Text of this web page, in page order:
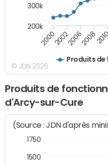
Produits
20002002200620082010
200k
300k
© JDN 2026
Produits de
d'Arcy-sur-Cure
(Source : JDN d'après
1500
1750